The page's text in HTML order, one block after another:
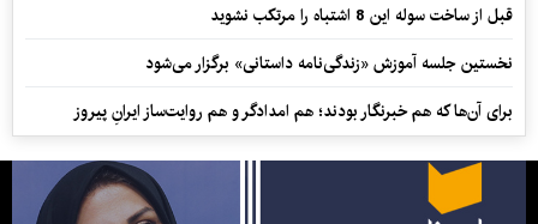
قبل از ساخت سوله این 8 اشتباه را مرتکب نشوید
نخستین جلسه آموزش «زندگی‌نامه‌ داستانی» برگزار می‌شود
برای آن‌ها که هم خبرنگار بودند؛ هم امدادگر و هم‌ روایت‌ساز ایرانِ پیروز